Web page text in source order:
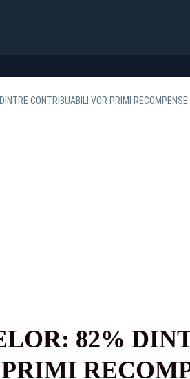
CONTRIBUABILI VOR PRIMI
82%